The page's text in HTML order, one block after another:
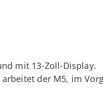
mit 13-Zoll-Display.
arbeitet der M5, im